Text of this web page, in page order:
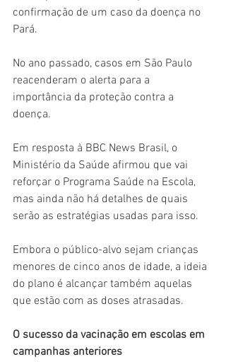
confirmação de um caso da doença no
Pará.
No ano passado, casos em São Paulo
reacenderam o alerta para a
importância da proteção contra a
doença.
Em resposta à BBC News Brasil, o
Ministério da Saúde afirmou que vai
reforçar o Programa Saúde na Escola,
mas ainda não há detalhes de quais
serão as estratégias usadas para isso.
Embora o público-alvo sejam crianças
menores de cinco anos de idade, a ideia
do plano é alcançar também aquelas
que estão com as doses atrasadas.
O sucesso da vacinação em escolas em
campanhas anteriores